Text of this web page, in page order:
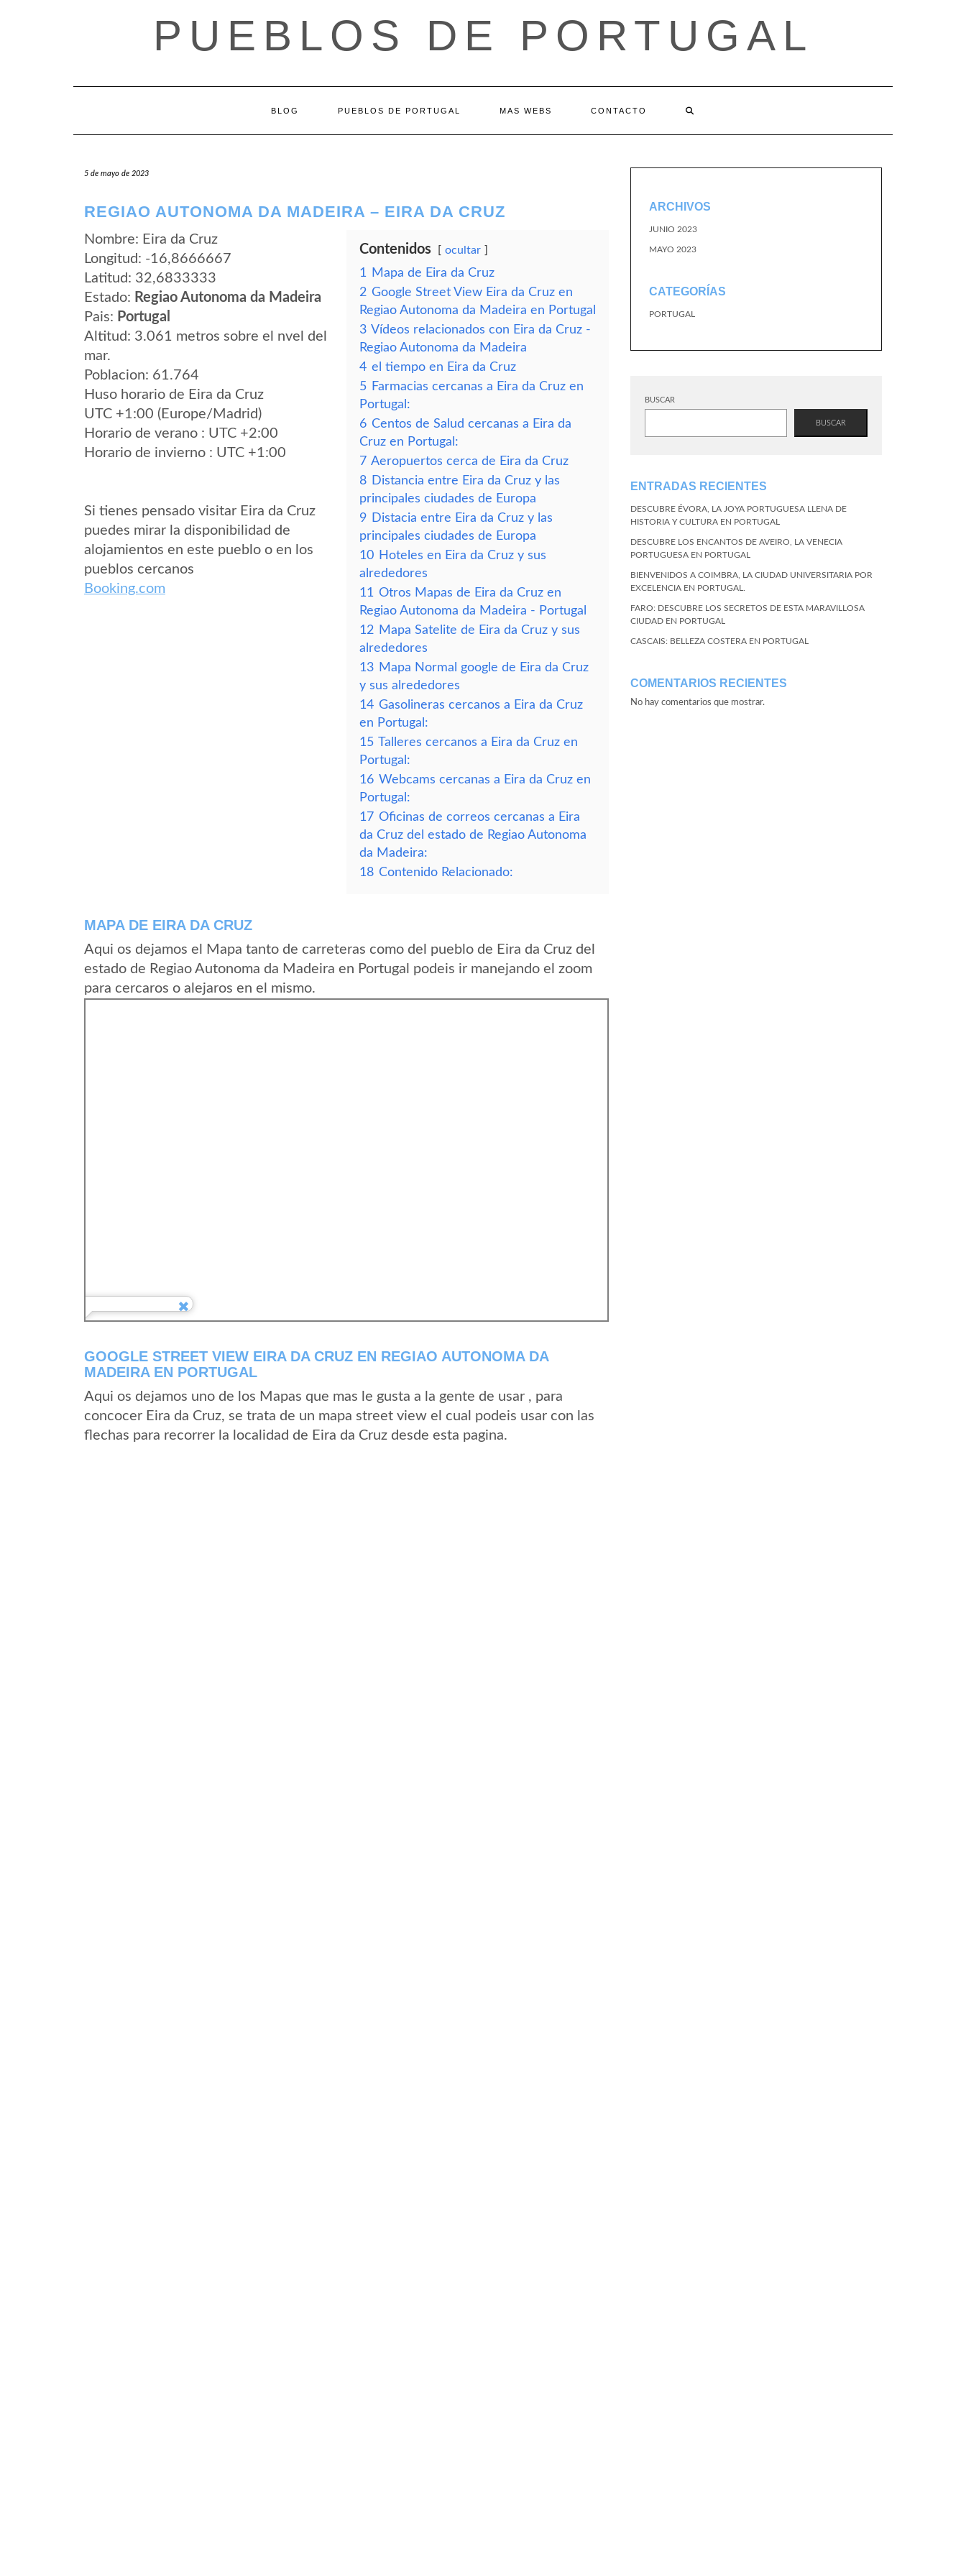
PUEBLOS DE PORTUGAL
BLOG PUEBLOS DE PORTUGAL MAS WEBS CONTACTO
5 de mayo de 2023
REGIAO AUTONOMA DA MADEIRA – EIRA DA CRUZ
Nombre: Eira da Cruz
Longitud: -16,8666667
Latitud: 32,6833333
Estado: Regiao Autonoma da Madeira
Pais: Portugal
Altitud: 3.061 metros sobre el nvel del
mar.
Poblacion: 61.764
Huso horario de Eira da Cruz
UTC +1:00 (Europe/Madrid)
Horario de verano : UTC +2:00
Horario de invierno : UTC +1:00
Si tienes pensado visitar Eira da Cruz
puedes mirar la disponibilidad de
alojamientos en este pueblo o en los
pueblos cercanos
Booking.com
Contenidos ocultar
1
Mapa de Eira da Cruz
2 Google Street View Eira da Cruz en
Regiao Autonoma da Madeira en Portugal
3 Vídeos relacionados con Eira da Cruz -
Regiao Autonoma da Madeira
4 el tiempo en Eira da Cruz
5 Farmacias cercanas a Eira da Cruz en
Portugal:
6 Centos de Salud cercanas a Eira da
Cruz en Portugal:
7 Aeropuertos cerca de Eira da Cruz
8 Distancia entre Eira da Cruz y las
principales ciudades de Europa
9 Distacia entre Eira da Cruz y las
principales ciudades de Europa
10 Hoteles en Eira da Cruz y sus
alrededores
11 Otros Mapas de Eira da Cruz en
Regiao Autonoma da Madeira - Portugal
12 Mapa Satelite de Eira da Cruz y sus
alrededores
13 Mapa Normal google de Eira da Cruz
y sus alrededores
14 Gasolineras cercanos a Eira da Cruz
en Portugal:
15 Talleres cercanos a Eira da Cruz en
Portugal:
16 Webcams cercanas a Eira da Cruz en
Portugal:
17 Oficinas de correos cercanas a Eira
da Cruz del estado de Regiao Autonoma
da Madeira:
18 Contenido Relacionado:
MAPA DE EIRA DA CRUZ
Aqui os dejamos el Mapa tanto de carreteras como del pueblo de Eira da Cruz del
estado de Regiao Autonoma da Madeira en Portugal podeis ir manejando el zoom
para cercaros o alejaros en el mismo.
GOOGLE STREET VIEW EIRA DA CRUZ EN REGIAO AUTONOMA DA
MADEIRA EN PORTUGAL
Aqui os dejamos uno de los Mapas que mas le gusta a la gente de usar , para
concocer Eira da Cruz, se trata de un mapa street view el cual podeis usar con las
flechas para recorrer la localidad de Eira da Cruz desde esta pagina.
ARCHIVOS
JUNIO 2023
MAYO 2023
CATEGORÍAS
PORTUGAL
BUSCAR
BUSCAR
ENTRADAS RECIENTES
DESCUBRE ÉVORA, LA JOYA PORTUGUESA LLENA DE
HISTORIA Y CULTURA EN PORTUGAL
DESCUBRE LOS ENCANTOS DE AVEIRO, LA VENECIA
PORTUGUESA EN PORTUGAL
BIENVENIDOS A COIMBRA, LA CIUDAD UNIVERSITARIA POR
EXCELENCIA EN PORTUGAL.
FARO: DESCUBRE LOS SECRETOS DE ESTA MARAVILLOSA
CIUDAD EN PORTUGAL
CASCAIS: BELLEZA COSTERA EN PORTUGAL
COMENTARIOS RECIENTES
No hay comentarios que mostrar.